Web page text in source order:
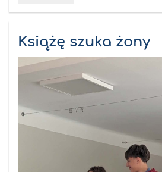
Książę szuka żony